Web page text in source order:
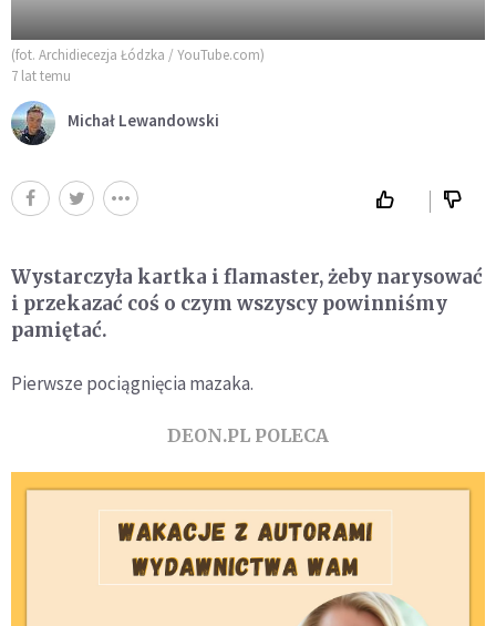
(fot. Archidiecezja Łódzka / YouTube.com)
7 lat temu
Michał Lewandowski
Wystarczyła kartka i flamaster, żeby narysować
i przekazać coś o czym wszyscy powinniśmy
pamiętać.
Pierwsze pociągnięcia mazaka.
DEON.PL POLECA